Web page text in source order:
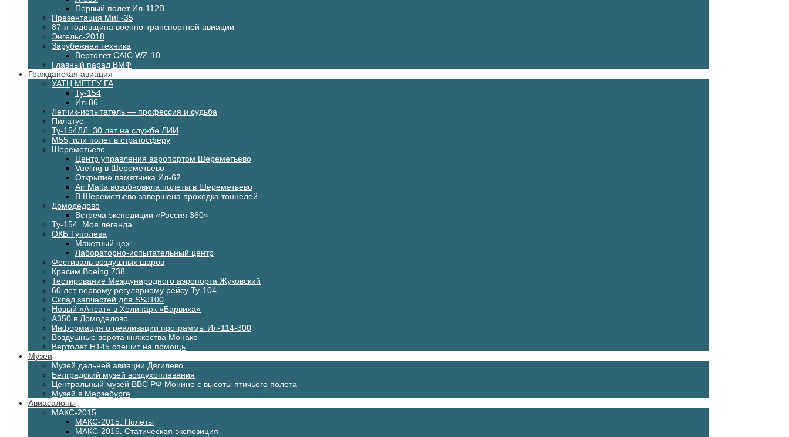
Первый полет Ил-112В
Презентация МиГ-35
87-я годовщина военно-транспортной авиации
Энгельс-2018
Зарубежная техника
Вертолет CAIC WZ-10
Главный парад ВМФ
Гражданская авиация
УАТЦ МГТГУ ГА
Ту-154
Ил-86
Летчик-испытатель — профессия и судьба
Пилатус
Ту-154ЛЛ. 30 лет на службе ЛИИ
М55, или полет в стратосферу
Шереметьево
Центр управления аэропортом Шереметьево
Vueling в Шереметьево
Открытие памятника Ил-62
Air Malta возобновила полеты в Шереметьево
В Шереметьево завершена проходка тоннелей
Домодедово
Встреча экспедиции «Россия 360»
Ту-154. Моя легенда
ОКБ Туполева
Макетный цех
Лабораторно-испытательный центр
Фестиваль воздушных шаров
Красим Boeing 738
Тестирование Международного аэропорта Жуковский
60 лет первому регулярному рейсу Ту-104
Склад запчастей для SSJ100
Новый «Ансат» в Хелипарк «Барвиха»
А350 в Домодедово
Информация о реализации программы Ил-114-300
Воздушные ворота княжества Монако
Вертолет H145 спешит на помощь
Музеи
Музей дальней авиации Дягилево
Белградский музей воздухоплавания
Центральный музей ВВС РФ Монино с высоты птичьего полета
Музей в Мерзебурге
Авиасалоны
МАКС-2015
МАКС-2015. Полеты
МАКС-2015. Статическая экспозиция